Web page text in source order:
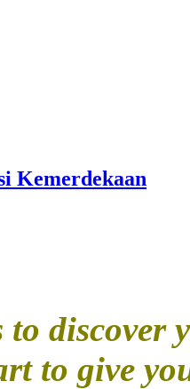
Kemerdekaan
to
to give